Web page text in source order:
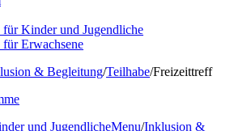
für Kinder und Jugendliche
Erwachsene
& Begleitung/Teilhabe/Freizeittreff
und JugendlicheMenu/Inklusion &